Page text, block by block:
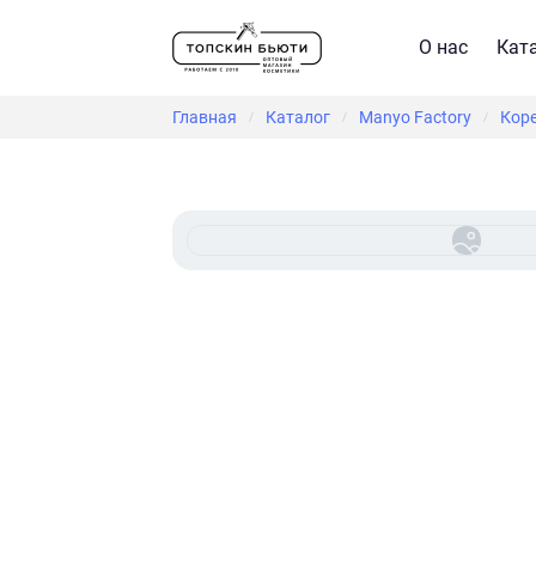
О нас
Главная / Каталог / Manyo Factory /